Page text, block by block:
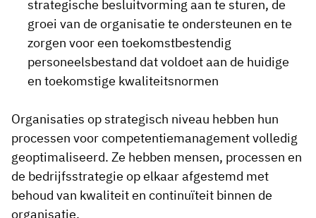
strategische besluitvorming aan te sturen, de
groei van de organisatie te ondersteunen en te
zorgen voor een toekomstbestendig
personeelsbestand dat voldoet aan de huidige
en toekomstige kwaliteitsnormen
Organisaties op strategisch niveau hebben hun
processen voor competentiemanagement volledig
geoptimaliseerd. Ze hebben mensen, processen en
de bedrijfsstrategie op elkaar afgestemd met
behoud van kwaliteit en continuïteit binnen de
organisatie.